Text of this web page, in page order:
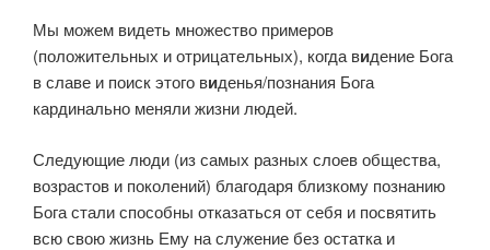
Мы можем видеть множество примеров
(положительных и отрицательных), когда видение Бога
в славе и поиск этого виденья/познания Бога
кардинально меняли жизни людей.
Следующие люди (из самых разных слоев общества,
возрастов и поколений) благодаря близкому познанию
Бога стали способны отказаться от себя и посвятить
всю свою жизнь Ему на служение без остатка и